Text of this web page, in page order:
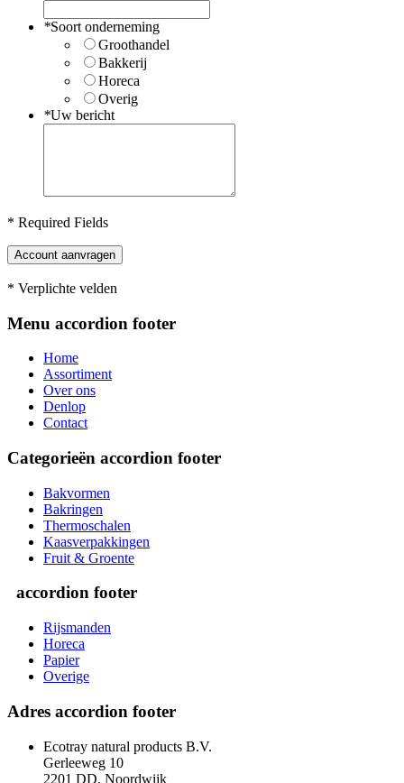
*Soort onderneming
Groothandel
Bakkerij
Horeca
Overig
*Uw bericht
* Required Fields
Account aanvragen
* Verplichte velden
Menu accordion footer
Home
Assortiment
Over ons
Denlop
Contact
Categorieën accordion footer
Bakvormen
Bakringen
Thermoschalen
Kaasverpakkingen
Fruit & Groente
accordion footer
Rijsmanden
Horeca
Papier
Overige
Adres accordion footer
Ecotray natural products B.V.
Gerleeweg 10
2201 DD, Noordwijk